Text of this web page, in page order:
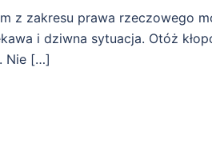
z zakresu prawa rzeczowego
i dziwna sytuacja. Otóż
Nie […]